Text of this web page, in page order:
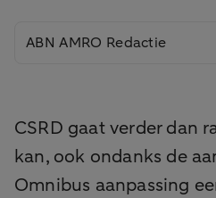
ABN AMRO Redactie
CSRD gaat verder dan
kan, ook ondanks de
Omnibus aanpassing